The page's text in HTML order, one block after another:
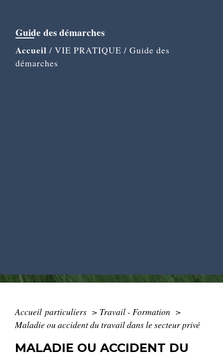
Guide des démarches
Accueil / VIE PRATIQUE / Guide des
démarches
Accueil particuliers > Travail - Formation >
Maladie ou accident du travail dans le secteur privé
MALADIE OU ACCIDENT DU